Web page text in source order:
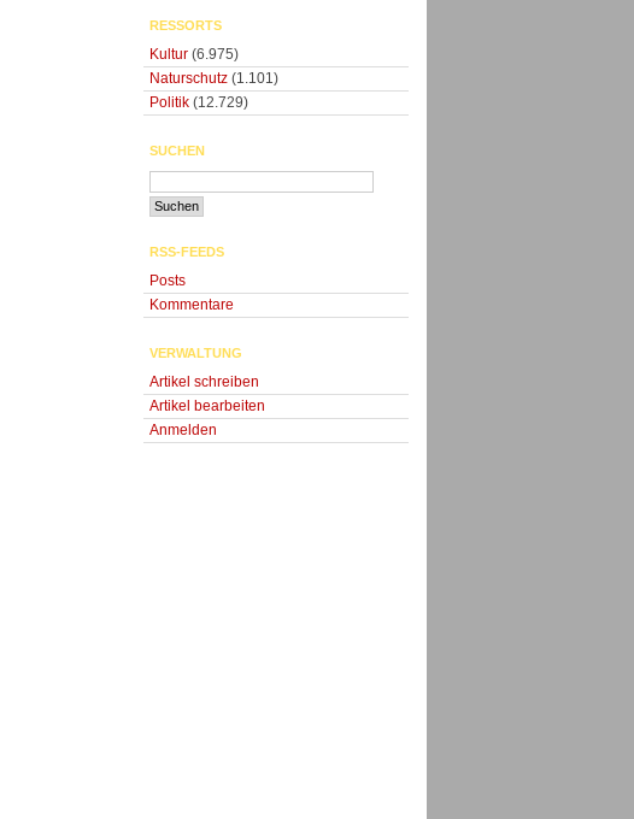
RESSORTS
Kultur (6.975)
Naturschutz (1.101)
Politik (12.729)
SUCHEN
RSS-FEEDS
Posts
Kommentare
VERWALTUNG
Artikel schreiben
Artikel bearbeiten
Anmelden